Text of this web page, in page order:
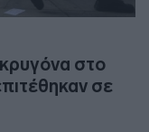
στο
σε